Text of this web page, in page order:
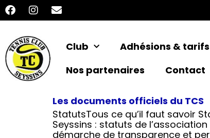
Club Adhésions & tarifs
Nos partenaires
Contact
Les documents officiels du TCS
StatutsTous ce qu’il faut savoir
Seyssins : statuts de
démarche de transparence et